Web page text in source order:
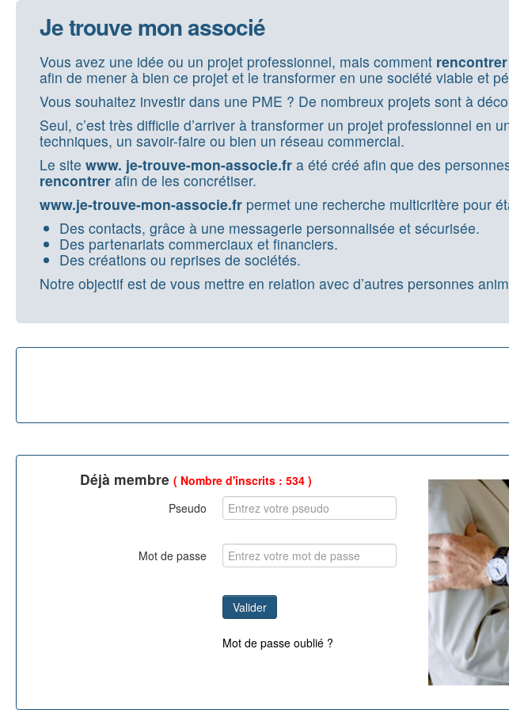
Je trouve mon associé
Vous avez une idée ou un projet professionnel, mais comment
afin de mener à bien ce projet et le transformer en une société viable et
Vous souhaitez investir dans une PME ? De nombreux projets sont à
Seul, c’est très difficile d’arriver à transformer un projet professionnel
techniques, un savoir-faire ou bien un réseau commercial.
Le site www. je-trouve-mon-associe.fr a été créé afin que des
rencontrer afin de les concrétiser.
www.je-trouve-mon-associe.fr permet une recherche multicritère pour
Des contacts, grâce à une messagerie personnalisée et sécurisée.
Des partenariats commerciaux et financiers.
Des créations ou reprises de sociétés.
Notre objectif est de vous mettre en relation avec d’autres personnes
Déjà membre ( Nombre d'inscrits : 534 )
Pseudo
Mot de passe
Mot de passe oublié ?